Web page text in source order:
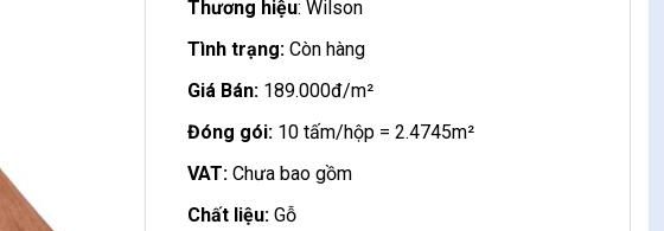
Thương hiệu: Wilson
Tình trạng:Còn hàng
Giá Bán:189.000đ/m²
Đóng gói:10 tấm/hộp = 2.4745m²
VAT:Chưa bao gồm
Chất liệu:Gỗ